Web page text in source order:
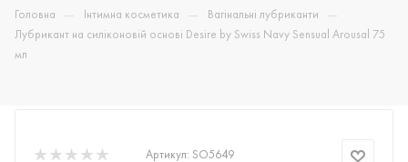
Головна — Інтимна косметика — Вагінальні лубриканти —
Лубрикант на силіконовій основі Desire by Swiss Navy Sensual Arousal 75
мл
Артикул: SO5649